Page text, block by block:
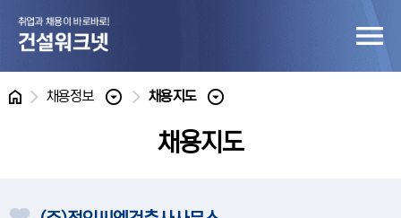
홈 채용정보 채용지도
채용지도